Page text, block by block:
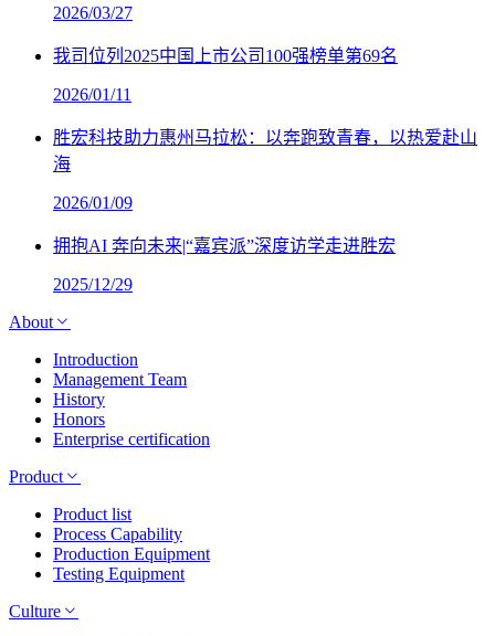
2026/03/27
我司位列2025中国上市公司100强榜单第69名
2026/01/11
胜宏科技助力惠州马拉松：以奔跑致青春，以热爱赴山
海
2026/01/09
拥抱AI 奔向未来|“嘉宾派”深度访学走进胜宏
2025/12/29
About
Introduction
Management Team
History
Honors
Enterprise certification
Product
Product list
Process Capability
Production Equipment
Testing Equipment
Culture